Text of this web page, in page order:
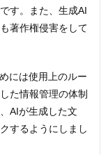
す。また、生成AI
著作権侵害をして
には使用上のルー
た情報管理の体制
AIが生成した文
するようにしまし